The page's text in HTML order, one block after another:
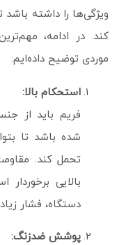
ویژگی‌ها را داشته باشد
کند. در ادامه،
موردی توضیح داده‌ایم:
استحکام بالا:
فریم باید از
شده باشد تا
تحمل کند.
بالایی
دستگاه، فشار
پوشش ضدزنگ: